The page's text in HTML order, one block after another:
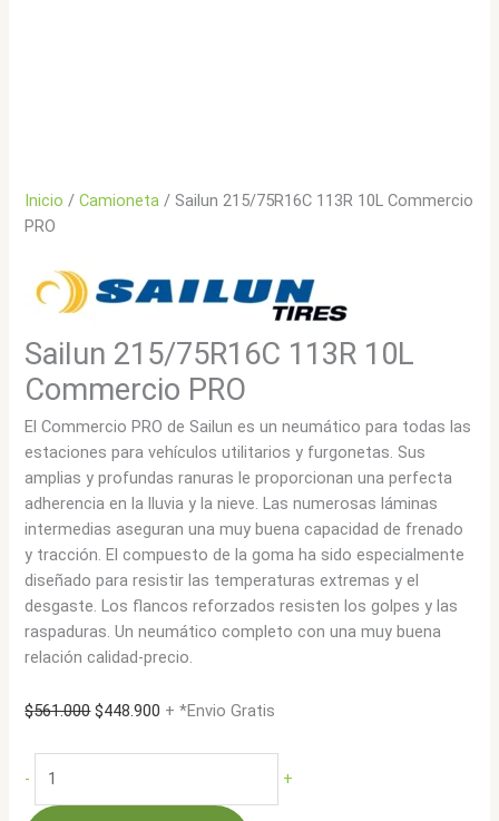
Inicio /Camioneta / Sailun 215/75R16C 113R 10L Commercio
PRO
Sailun 215/75R16C 113R 10L
Commercio PRO
El Commercio PRO de Sailun es un neumático para todas las
estaciones para vehículos utilitarios y furgonetas. Sus
amplias y profundas ranuras le proporcionan una perfecta
adherencia en la lluvia y la nieve. Las numerosas láminas
intermedias aseguran una muy buena capacidad de frenado
y tracción. El compuesto de la goma ha sido especialmente
diseñado para resistir las temperaturas extremas y el
desgaste. Los flancos reforzados resisten los golpes y las
raspaduras. Un neumático completo con una muy buena
relación calidad-precio.
$561.000El
original
$561.000.
$448.900 El
actual
$448.900.
+ *Envio Gratis
-
215/75R16C
113R
+